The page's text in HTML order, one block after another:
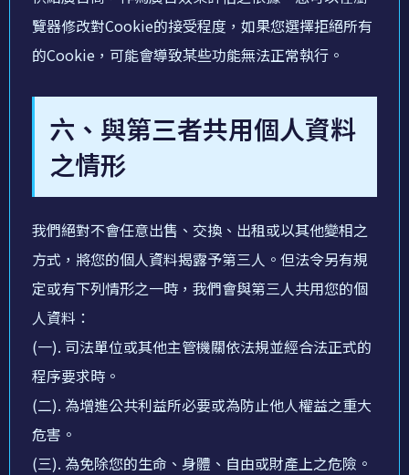
覽器修改對Cookie的接受程度，如果您選擇拒絕所有
的Cookie，可能會導致某些功能無法正常執行。
六、與第三者共用個人資料
之情形
我們絕對不會任意出售、交換、出租或以其他變相之
方式，將您的個人資料揭露予第三人。但法令另有規
定或有下列情形之一時，我們會與第三人共用您的個
人資料：
(一). 司法單位或其他主管機關依法規並經合法正式的
程序要求時。
(二). 為增進公共利益所必要或為防止他人權益之重大
危害。
(三). 為免除您的生命、身體、自由或財產上之危險。